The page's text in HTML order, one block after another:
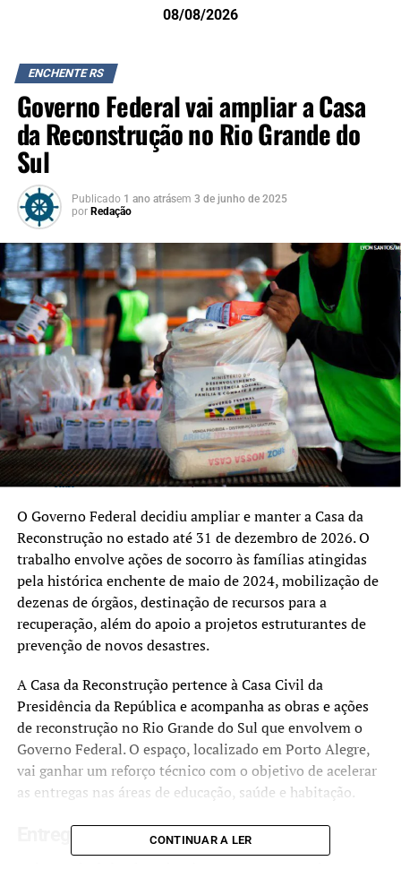
08/08/2026
ENCHENTE RS
Governo Federal vai ampliar a Casa
da Reconstrução no Rio Grande do
Sul
Publicado 1 ano atrásem 3 de junho de 2025
por Redação
O Governo Federal decidiu ampliar e manter a Casa da
Reconstrução no estado até 31 de dezembro de 2026. O
trabalho envolve ações de socorro às famílias atingidas
pela histórica enchente de maio de 2024, mobilização de
dezenas de órgãos, destinação de recursos para a
recuperação, além do apoio a projetos estruturantes de
prevenção de novos desastres.
A Casa da Reconstrução pertence à Casa Civil da
Presidência da República e acompanha as obras e ações
de reconstrução no Rio Grande do Sul que envolvem o
Governo Federal. O espaço, localizado em Porto Alegre,
vai ganhar um reforço técnico com o objetivo de acelerar
as entregas nas áreas de educação, saúde e habitação.
Entregas CONTINUAR A LER